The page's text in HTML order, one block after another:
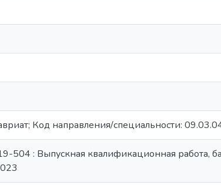
Код направления/специальности:
: Выпускная квалификационная работа,